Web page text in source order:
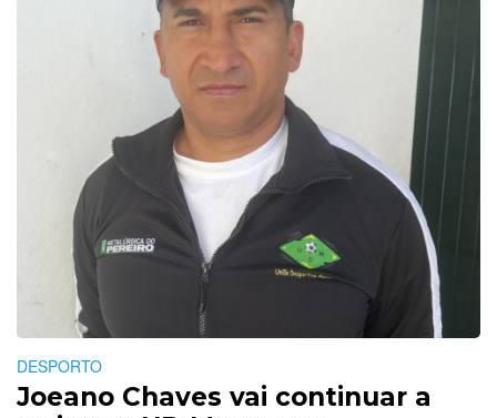
DESPORTO
Joeano Chaves vai continuar a